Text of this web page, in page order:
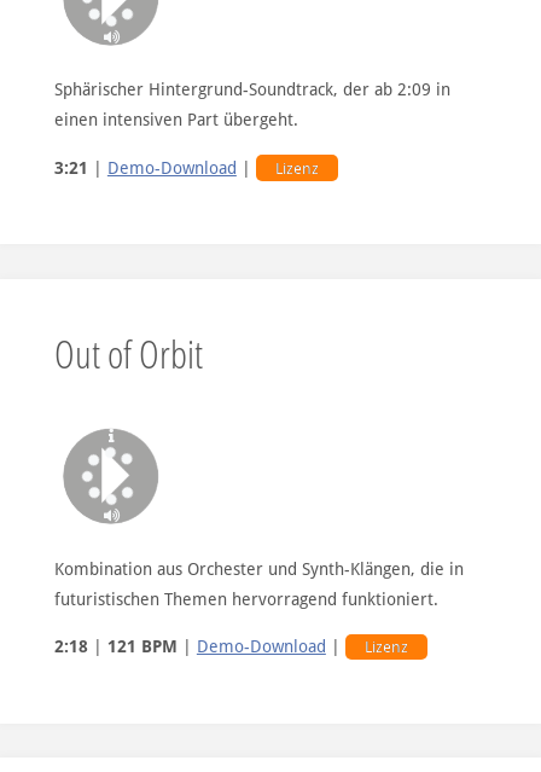
Sphärischer Hintergrund-Soundtrack, der ab 2:09 in
einen intensiven Part übergeht.
3:21 | Demo-Download | Lizenz
Out of Orbit
Kombination aus Orchester und Synth-Klängen, die in
futuristischen Themen hervorragend funktioniert.
2:18| 121 BPM Demo-Download Lizenz